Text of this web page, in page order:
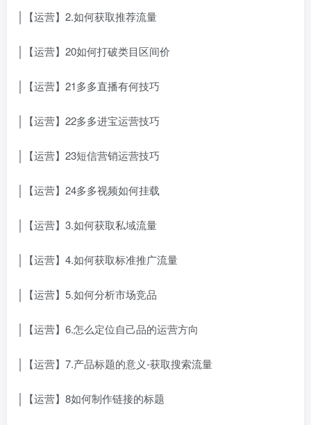
│【运营】2.如何获取推荐流量
│【运营】20如何打破类目区间价
│【运营】21多多直播有何技巧
│【运营】22多多进宝运营技巧
│【运营】23短信营销运营技巧
│【运营】24多多视频如何挂载
│【运营】3.如何获取私域流量
│【运营】4.如何获取标准推广流量
│【运营】5.如何分析市场竞品
│【运营】6.怎么定位自己品的运营方向
│【运营】7.产品标题的意义-获取搜索流量
│【运营】8如何制作链接的标题